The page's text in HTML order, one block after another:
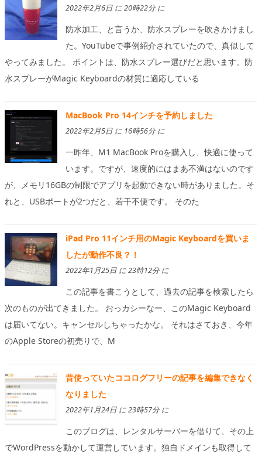
2022年2月6日 に 20時22分 に
防水加工、と言うか、防水スプレーを吹きかけまし
た。YouTubeで事例紹介されていたので、真似して
やってみました。 ポイントは、防水スプレー選びだと思います。防
水スプレーがMagic Keyboardの材質に適応している
MacBook Pro 14インチを予約しました
2022年2月5日 に 16時56分 に
一昨年、M1 MacBook Proを購入し、快適に使って
います。ですが、速度的にはまあ不満はないのです
が、メモリ16GBの制限でアプリを起動できない時がありました。そ
れと、USBポートが2つだと、若干不便です。 そのた
iPad Pro 11インチ用のMagic Keyboardを買いま
したが動作不良？！
2022年1月25日 に 23時12分 に
この記事を書こうとして、過去の記事を検索したら
次のものが出てきました。 おっカシーなー、このMagic Keyboard
は届いてない。キャンセルしちゃったかな。 それはさておき、今年
のApple Storeの初売りで、M
昔使っていたココログフリーの記事を編集できなく
なりました
2022年1月24日 に 23時57分 に
このブログは、レンタルサーバーを借りて、その上
でWordPressを動かして運営しています。独自ドメインも取得して